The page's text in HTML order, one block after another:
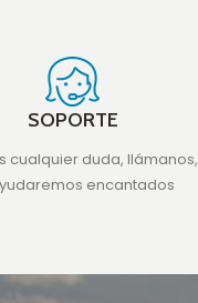
SOPORTE
cualquier duda, llámanos,
encantados